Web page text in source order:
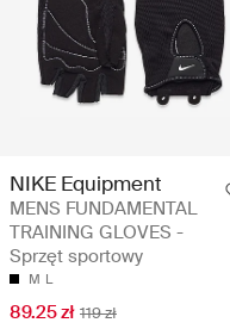
NIKE Equipment
MENS FUNDAMENTAL
TRAINING GLOVES -
Sprzęt sportowy
M L
89.25 zł 119 zł